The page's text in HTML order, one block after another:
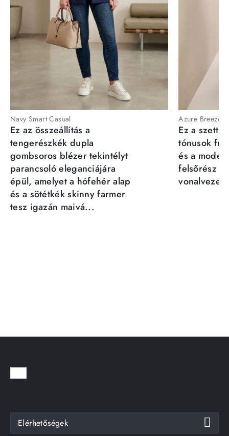
Navy Smart Casual
Ez az összeállítás a
tengerészkék dupla
gombsoros blézer tekintélyt
parancsoló eleganciájára
épül, amelyet a hófehér alap
és a sötétkék skinny farmer
tesz igazán maivá...
Azure Breeze
Ez a szett
tónusok
és a
felsőrész
Elérhetőségek